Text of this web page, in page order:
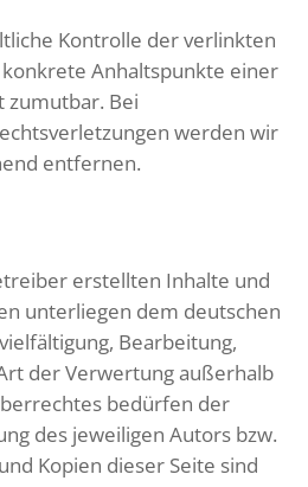
Kontrolle der verlinkten
Anhaltspunkte einer
zumutbar. Bei
werden wir
entfernen.
erstellten Inhalte und
unterliegen dem deutschen
Bearbeitung,
der Verwertung außerhalb
bedürfen der
des jeweiligen Autors bzw.
Kopien dieser Seite sind